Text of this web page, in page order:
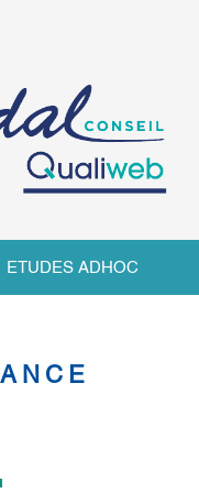
ETUDES ADHOC